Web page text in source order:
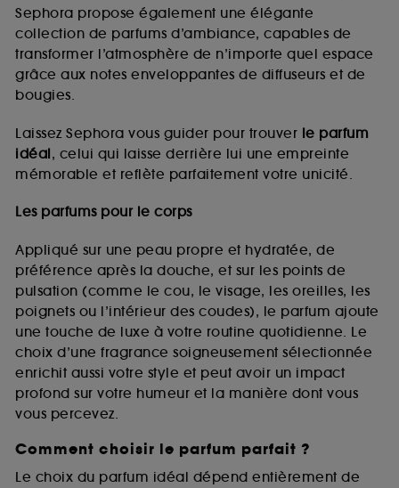
Sephora propose également une élégante
collection de parfums d’ambiance, capables de
transformer l’atmosphère de n’importe quel espace
grâce aux notes enveloppantes de diffuseurs et de
bougies.
Laissez Sephora vous guider pour trouver le parfum
idéal, celui qui laisse derrière lui une empreinte
mémorable et reflète parfaitement votre unicité.
Les parfums pour le corps
Appliqué sur une peau propre et hydratée, de
préférence après la douche, et sur les points de
pulsation (comme le cou, le visage, les oreilles, les
poignets ou l’intérieur des coudes), le parfum ajoute
une touche de luxe à votre routine quotidienne. Le
choix d’une fragrance soigneusement sélectionnée
enrichit aussi votre style et peut avoir un impact
profond sur votre humeur et la manière dont vous
vous percevez.
Comment choisir le parfum parfait ?
Le choix du parfum idéal dépend entièrement de
de vous plaire via des publicités, y compris sur des
sites tiers et sur les réseaux sociaux, sur la base
des pages que vous avez consultées, de votre
navigation, et de l'historique de vos interactions.
d’en améliorer la performance.
Cookies de sécurisation des paiements en ligne :
fraudes aux moyens de paiement et les
usurpations d’identité.
Cookies fonctionnels :il s’agit de cookies
permettant l’affichage et/ou la fourniture de
certaines fonctionnalités du site, tel que les
cookies d’authentification qui sont utilisés afin de
vous faire bénéficier de l’authentification
prolongée vous permettant d’accéder à votre
compte lors de votre prochaine visite sur le site
sans saisir à nouveau votre identifiant et mot de
passe.
A l'exception des cookies techniques, le dépôt et la
lecture de ces traceurs requiert votre accord. Vous